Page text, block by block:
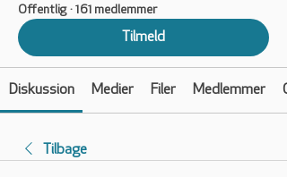
Offentlig · 161 medlemmer
Tilmeld
Diskussion Medier Filer Medlemmer
Tilbage